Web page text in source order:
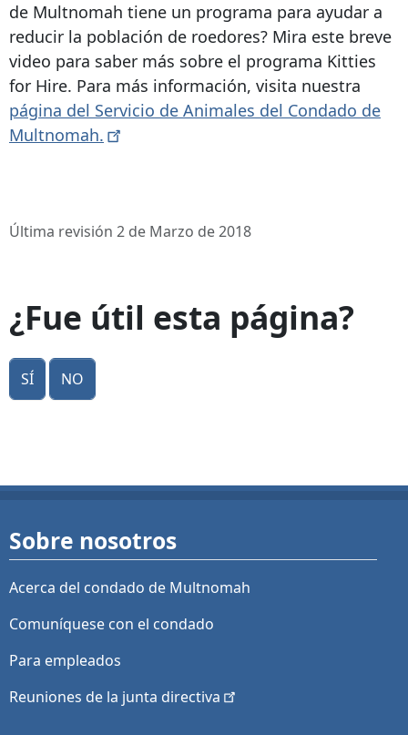
de Multnomah tiene un programa para ayudar a
reducir la población de roedores? Mira este breve
video para saber más sobre el programa Kitties
for Hire. Para más información, visita nuestra
página del Servicio de Animales del Condado de
Multnomah.
Última revisión 2 de Marzo de 2018
¿Fue útil esta página?
Sí No
Sobre nosotros
Acerca del condado de Multnomah
Comuníquese con el condado
Para empleados
Reuniones de la junta directiva